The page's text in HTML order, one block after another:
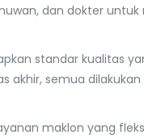
dan dokter
standar kualitas
akhir, semua
maklon yang